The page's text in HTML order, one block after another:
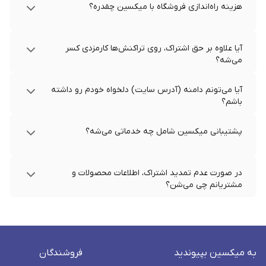
هزینه راه‌اندازی فروشگاه با میکسین چقدره؟
آیا علاوه بر حق اشتراک، روی تراکنش‌ها کارمزدی کسر
می‌شه؟
آیا می‌تونم دامنه (آدرس سایت) دلخواه خودم رو داشته
باشم؟
پشتیبانی میکسین شامل چه خدماتی می‌شه؟
در صورت عدم تمدید اشتراک، اطلاعات محصولات و
مشتریانم چی می‌شن؟
به میکسین بپیوندید فروشندگان